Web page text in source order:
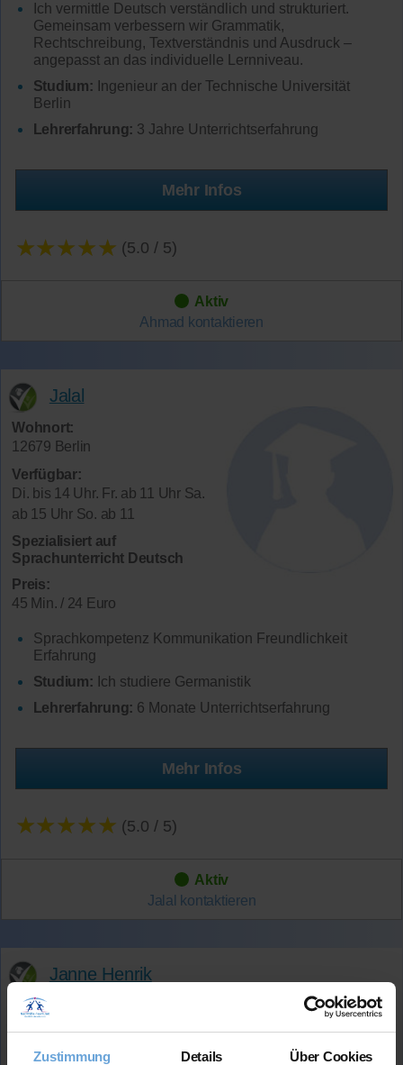
Zustimmung Details Über Cookies
Ich vermittle Deutsch verständlich und strukturiert.
Gemeinsam verbessern wir Grammatik,
Rechtschreibung, Textverständnis und Ausdruck –
angepasst an das individuelle Lernniveau.
Studium: Ingenieur an der Technische Universität
Berlin
Lehrerfahrung: 3 Jahre Unterrichtserfahrung
Mehr Infos
★★★★★ (5.0 / 5)
Aktiv
Ahmad
kontaktieren
Jalal
Wohnort:
12679 Berlin
Verfügbar:
Di. bis 14 Uhr. Fr. ab 11 Uhr Sa.
ab 15 Uhr So. ab 11
Spezialisiert auf
Sprachunterricht Deutsch
Preis:
45 Min. / 24 Euro
Sprachkompetenz Kommunikation Freundlichkeit
Erfahrung
Studium: Ich studiere Germanistik
Lehrerfahrung: 6 Monate Unterrichtserfahrung
Mehr Infos
★★★★★ (5.0 / 5)
Aktiv
Jalal
kontaktieren
Janne Henrik
Wohnort:
Verfügbar: